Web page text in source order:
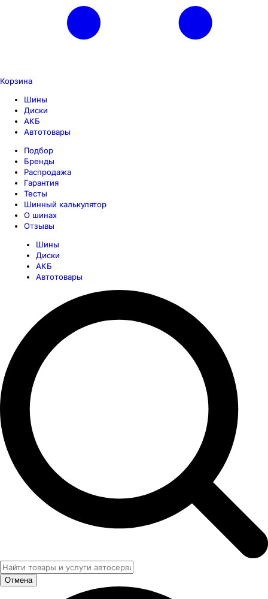
Корзина
Шины
Диски
АКБ
Автотовары
Подбор
Бренды
Распродажа
Гарантия
Тесты
Шинный калькулятор
О шинах
Отзывы
Шины
Диски
АКБ
Автотовары
Отмена